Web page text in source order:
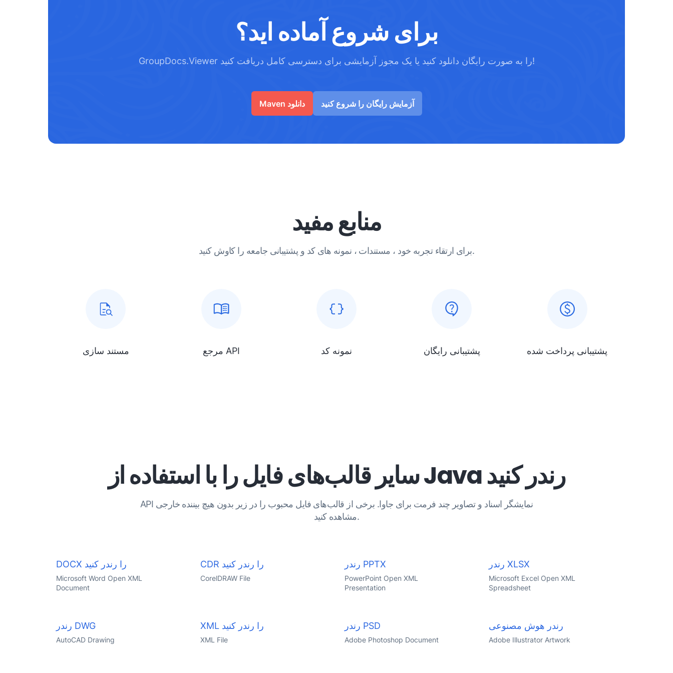
برای شروع آماده اید؟
GroupDocs.Viewer را به صورت رایگان دانلود کنید یا یک مجوز آزمایشی برای دسترسی کامل دریافت کنید!
Maven دانلود آزمایش رایگان را شروع کنید
منابع مفید
برای ارتقاء تجربه خود ، مستندات ، نمونه های کد و پشتیبانی جامعه را کاوش کنید.
مستند سازی مرجع API نمونه کد پشتیبانی رایگان پشتیبانی پرداخت شده
سایر قالب‌های فایل را با استفاده از Java رندر کنید
API نمایشگر اسناد و تصاویر چند فرمت برای جاوا. برخی از قالب‌های فایل محبوب را در زیر بدون هیچ بیننده خارجی
مشاهده کنید.
DOCX را رندر کنید
Microsoft Word Open XML
Document
CDR را رندر کنید
CorelDRAW File
رندر PPTX
PowerPoint Open XML
Presentation
رندر XLSX
Microsoft Excel Open XML
Spreadsheet
رندر DWG
AutoCAD Drawing
XML را رندر کنید
XML File
رندر PSD
Adobe Photoshop Document
رندر هوش مصنوعی
Adobe Illustrator Artwork